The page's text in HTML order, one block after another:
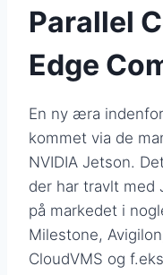
Parallel
Edge
En ny æra
kommet via de
NVIDIA Jetson.
der har travlt med
på markedet i
Milestone,
CloudVMS og